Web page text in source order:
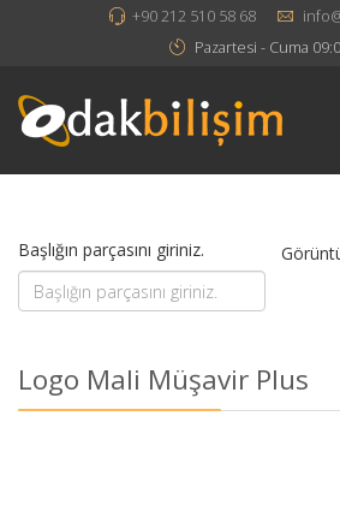
+90 212 510 58 68
Pazartesi - Cuma
Başlığın parçasını giriniz.
Logo Mali Müşavir Plus